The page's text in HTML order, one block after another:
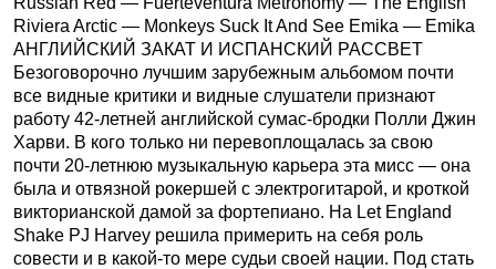
Riviera Arctic — Monkeys Suck It And See Emika — Emika
АНГЛИЙСКИЙ ЗАКАТ И ИСПАНСКИЙ РАССВЕТ
Безоговорочно лучшим зарубежным альбомом почти
все видные критики и видные слушатели признают
работу 42-летней английской сумас-бродки Полли Джин
Харви. В кого только ни перевоплощалась за свою
почти 20-летнюю музыкальную карьера эта мисс — она
была и отвязной рокершей с электрогитарой, и кроткой
викторианской дамой за фортепиано. На Let England
Shake PJ Harvey решила примерить на себя роль
совести и в какой-то мере судьи своей нации. Под стать